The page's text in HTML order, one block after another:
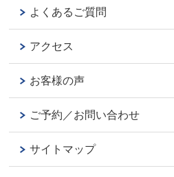
よくあるご質問
アクセス
お客様の声
ご予約／お問い合わせ
サイトマップ